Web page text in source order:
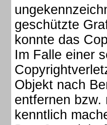
geschützte
konnte das
Im Falle einer
Objekt nach
entfernen bzw.
kenntlich